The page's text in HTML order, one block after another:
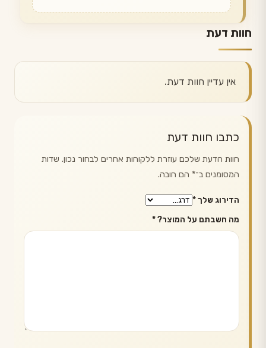
חוות דעת
אין עדיין חוות דעת.
כתבו חוות דעת
חוות הדעת שלכם עוזרת ללקוחות אחרים לבחור נכון. שדות
המסומנים ב־* הם חובה.
הדירוג שלך*
מה חשבתם על המוצר?*